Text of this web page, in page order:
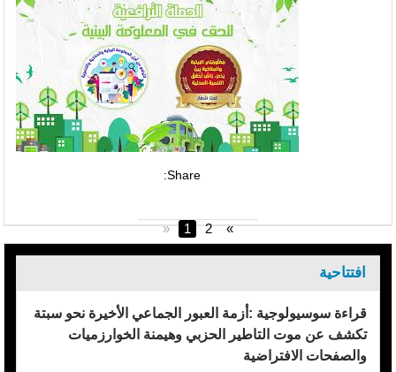
Share:
« 1 2 »
افتتاحية
قراءة سوسيولوجية :أزمة العبور الجماعي الأخيرة نحو سبتة
تكشف عن موت التاطير الحزبي وهيمنة الخوارزميات
والصفحات الافتراضية